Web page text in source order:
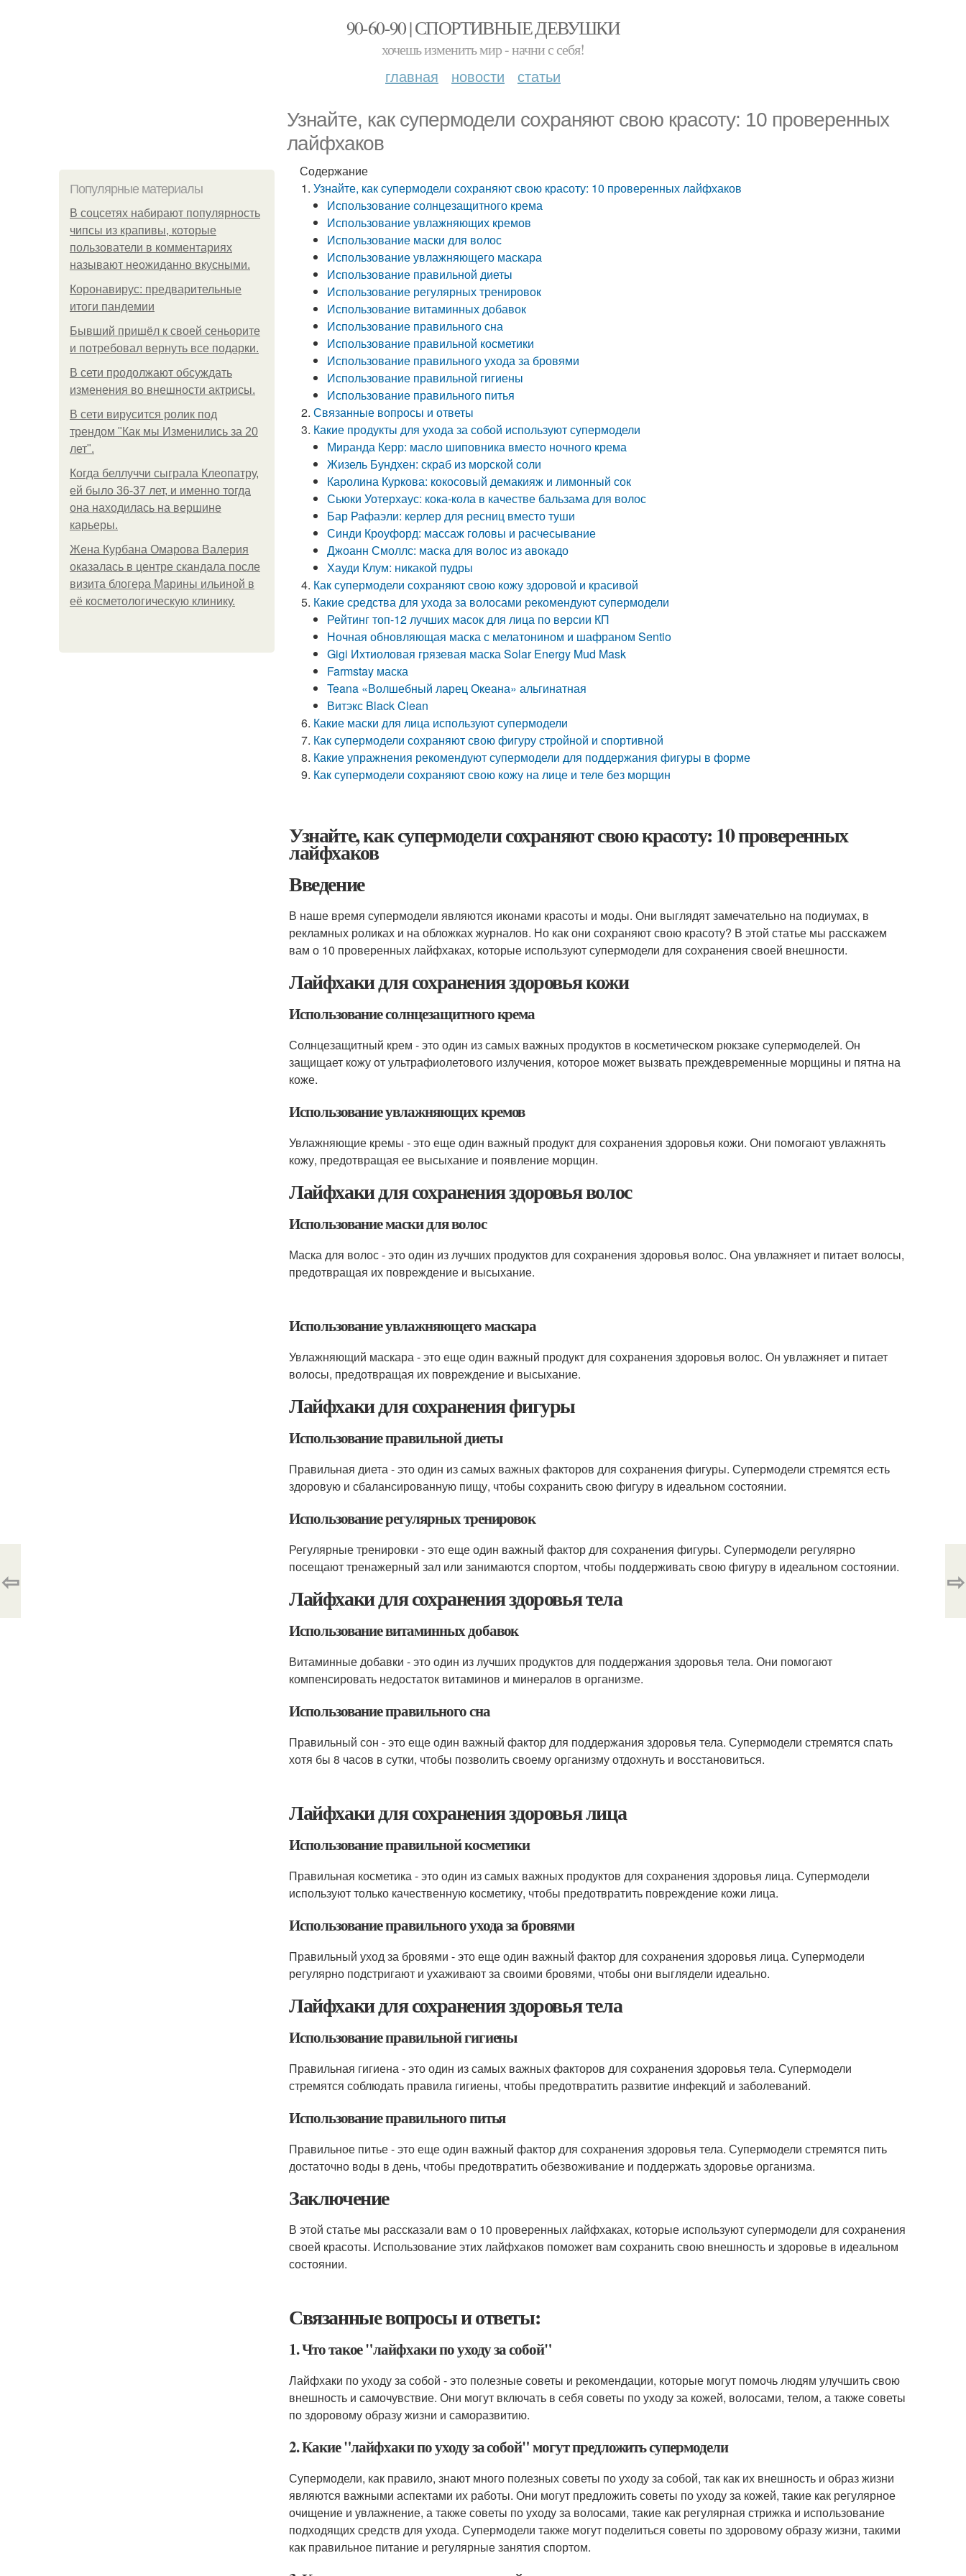
90-60-90 | СПОРТИВНЫЕ ДЕВУШКИ
хочешь изменить мир - начни с себя!
главная новости статьи
Узнайте, как супермодели сохраняют свою красоту: 10 проверенных
лайфхаков
Популярные материалы
В соцсетях набирают популярность
чипсы из крапивы, которые
пользователи в комментариях
называют неожиданно вкусными.
Коронавирус: предварительные
итоги пандемии
Бывший пришёл к своей сеньорите
и потребовал вернуть все подарки.
В сети продолжают обсуждать
изменения во внешности актрисы.
В сети вирусится ролик под
трендом "Как мы Изменились за 20
лет".
Когда беллуччи сыграла Клеопатру,
ей было 36-37 лет, и именно тогда
она находилась на вершине
карьеры.
Жена Курбана Омарова Валерия
оказалась в центре скандала после
визита блогера Марины ильиной в
её косметологическую клинику.
Содержание
Узнайте, как супермодели сохраняют свою красоту: 10 проверенных лайфхаков
Использование солнцезащитного крема
Использование увлажняющих кремов
Использование маски для волос
Использование увлажняющего маскара
Использование правильной диеты
Использование регулярных тренировок
Использование витаминных добавок
Использование правильного сна
Использование правильной косметики
Использование правильного ухода за бровями
Использование правильной гигиены
Использование правильного питья
Связанные вопросы и ответы
Какие продукты для ухода за собой используют супермодели
Миранда Керр: масло шиповника вместо ночного крема
Жизель Бундхен: скраб из морской соли
Каролина Куркова: кокосовый демакияж и лимонный сок
Сьюки Уотерхаус: кока-кола в качестве бальзама для волос
Бар Рафаэли: керлер для ресниц вместо туши
Синди Кроуфорд: массаж головы и расчесывание
Джоанн Смоллс: маска для волос из авокадо
Хауди Клум: никакой пудры
Как супермодели сохраняют свою кожу здоровой и красивой
Какие средства для ухода за волосами рекомендуют супермодели
Рейтинг топ-12 лучших масок для лица по версии КП
Ночная обновляющая маска с мелатонином и шафраном Sentio
Gigi Ихтиоловая грязевая маска Solar Energy Mud Mask
Farmstay маска
Teana «Волшебный ларец Океана» альгинатная
Витэкс Black Clean
Какие маски для лица используют супермодели
Как супермодели сохраняют свою фигуру стройной и спортивной
Какие упражнения рекомендуют супермодели для поддержания фигуры в форме
Как супермодели сохраняют свою кожу на лице и теле без морщин
Узнайте, как супермодели сохраняют свою красоту: 10 проверенных
лайфхаков
Введение
В наше время супермодели являются иконами красоты и моды. Они выглядят замечательно на подиумах, в
рекламных роликах и на обложках журналов. Но как они сохраняют свою красоту? В этой статье мы расскажем
вам о 10 проверенных лайфхаках, которые используют супермодели для сохранения своей внешности.
Лайфхаки для сохранения здоровья кожи
Использование солнцезащитного крема
Солнцезащитный крем - это один из самых важных продуктов в косметическом рюкзаке супермоделей. Он
защищает кожу от ультрафиолетового излучения, которое может вызвать преждевременные морщины и пятна на
коже.
Использование увлажняющих кремов
Увлажняющие кремы - это еще один важный продукт для сохранения здоровья кожи. Они помогают увлажнять
кожу, предотвращая ее высыхание и появление морщин.
Лайфхаки для сохранения здоровья волос
Использование маски для волос
Маска для волос - это один из лучших продуктов для сохранения здоровья волос. Она увлажняет и питает волосы,
предотвращая их повреждение и высыхание.
Использование увлажняющего маскара
Увлажняющий маскара - это еще один важный продукт для сохранения здоровья волос. Он увлажняет и питает
волосы, предотвращая их повреждение и высыхание.
Лайфхаки для сохранения фигуры
Использование правильной диеты
Правильная диета - это один из самых важных факторов для сохранения фигуры. Супермодели стремятся есть
здоровую и сбалансированную пищу, чтобы сохранить свою фигуру в идеальном состоянии.
Использование регулярных тренировок
Регулярные тренировки - это еще один важный фактор для сохранения фигуры. Супермодели регулярно
посещают тренажерный зал или занимаются спортом, чтобы поддерживать свою фигуру в идеальном состоянии.
Лайфхаки для сохранения здоровья тела
Использование витаминных добавок
Витаминные добавки - это один из лучших продуктов для поддержания здоровья тела. Они помогают
компенсировать недостаток витаминов и минералов в организме.
Использование правильного сна
Правильный сон - это еще один важный фактор для поддержания здоровья тела. Супермодели стремятся спать
хотя бы 8 часов в сутки, чтобы позволить своему организму отдохнуть и восстановиться.
Лайфхаки для сохранения здоровья лица
Использование правильной косметики
Правильная косметика - это один из самых важных продуктов для сохранения здоровья лица. Супермодели
используют только качественную косметику, чтобы предотвратить повреждение кожи лица.
Использование правильного ухода за бровями
Правильный уход за бровями - это еще один важный фактор для сохранения здоровья лица. Супермодели
регулярно подстригают и ухаживают за своими бровями, чтобы они выглядели идеально.
Лайфхаки для сохранения здоровья тела
Использование правильной гигиены
Правильная гигиена - это один из самых важных факторов для сохранения здоровья тела. Супермодели
стремятся соблюдать правила гигиены, чтобы предотвратить развитие инфекций и заболеваний.
Использование правильного питья
Правильное питье - это еще один важный фактор для сохранения здоровья тела. Супермодели стремятся пить
достаточно воды в день, чтобы предотвратить обезвоживание и поддержать здоровье организма.
Заключение
В этой статье мы рассказали вам о 10 проверенных лайфхаках, которые используют супермодели для сохранения
своей красоты. Использование этих лайфхаков поможет вам сохранить свою внешность и здоровье в идеальном
состоянии.
Связанные вопросы и ответы:
1. Что такое "лайфхаки по уходу за собой"
Лайфхаки по уходу за собой - это полезные советы и рекомендации, которые могут помочь людям улучшить свою
внешность и самочувствие. Они могут включать в себя советы по уходу за кожей, волосами, телом, а также советы
по здоровому образу жизни и саморазвитию.
2. Какие "лайфхаки по уходу за собой" могут предложить супермодели
Супермодели, как правило, знают много полезных советы по уходу за собой, так как их внешность и образ жизни
являются важными аспектами их работы. Они могут предложить советы по уходу за кожей, такие как регулярное
очищение и увлажнение, а также советы по уходу за волосами, такие как регулярная стрижка и использование
подходящих средств для ухода. Супермодели также могут поделиться советы по здоровому образу жизни, такими
как правильное питание и регулярные занятия спортом.
⇦ ⇨